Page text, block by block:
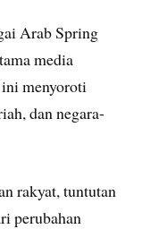
Arab Spring
media
menyoroti
dan negara-
rakyat, tuntutan
perubahan